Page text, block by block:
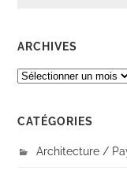
ARCHIVES
ARCHIVES
CATÉGORIES
Architecture /